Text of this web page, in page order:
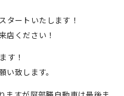
タートいたします！
店ください！
す！
致します。